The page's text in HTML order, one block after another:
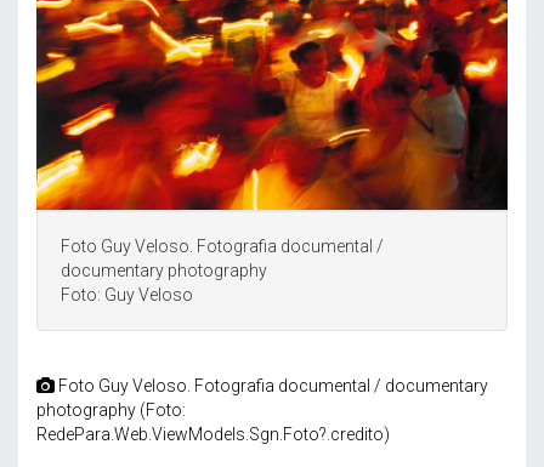
Foto Guy Veloso. Fotografia documental /
documentary photography
Foto: Guy Veloso
Foto Guy Veloso. Fotografia documental / documentary
photography (Foto:
RedePara.Web.ViewModels.Sgn.Foto?.credito)